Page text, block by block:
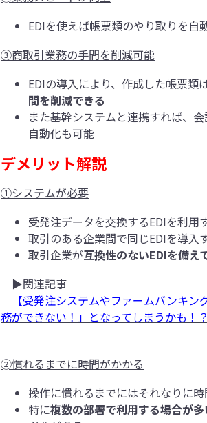
EDIを使えば帳票類のやり取りを自
③商取引業務の手間を削減可能
EDIの導入により、作成した帳票類
間を削減できる
また基幹システムと連携すれば、
自動化も可能
デメリット解説
①システムが必要
受発注データを交換するEDIを利
取引のある企業間で同じEDIを導入
取引企業が互換性のないEDIを備え
▶関連記事
【受発注システムやファームバンキ
務ができない！」となってしまうかも！？
➁慣れるまでに時間がかかる
操作に慣れるまでにはそれなりに
特に複数の部署で利用する場合が